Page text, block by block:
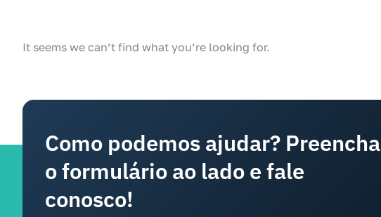
It seems we can’t find what you’re looking for.
Como podemos ajudar? Preencha
o formulário ao lado e fale
conosco!